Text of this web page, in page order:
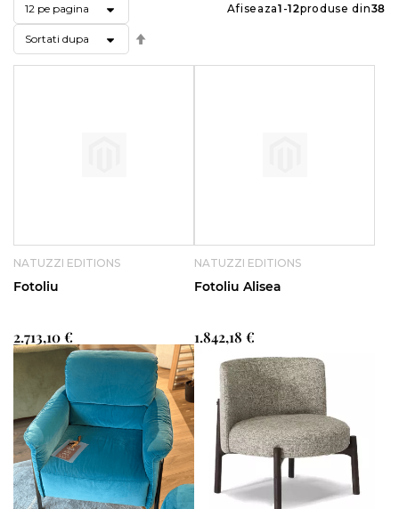
Afiseaza1 -12produse din38
NATUZZI EDITIONS
Fotoliu
2.713,10 €
NATUZZI EDITIONS
Fotoliu Alisea
1.842,18 €